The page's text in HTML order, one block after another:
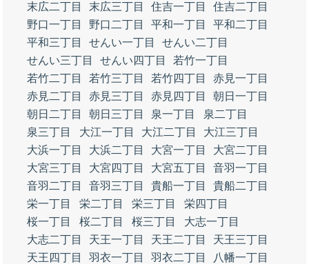
末広二丁目
末広三丁目 住吉一丁目
住吉二丁目
野口一丁目
野口二丁目 平和一丁目
平和二丁目
平和三丁目
せんい一丁目
せんい二丁目
せんい三丁目
せんい四丁目
若竹一丁目
若竹二丁目
若竹三丁目 若竹四丁目
赤見一丁目
赤見二丁目
赤見三丁目 赤見四丁目
朝日一丁目
朝日二丁目
朝日三丁目 泉一丁目
泉二丁目
泉三丁目
大江一丁目 大江二丁目
大江三丁目
大浜一丁目
大浜二丁目 大宮一丁目
大宮二丁目
大宮三丁目
大宮四丁目 大宮五丁目
音羽一丁目
音羽二丁目
音羽三丁目 貴船一丁目
貴船二丁目
栄一丁目
栄二丁目 栄三丁目
栄四丁目
桜一丁目
桜二丁目 桜三丁目
大志一丁目
大志二丁目
天王一丁目 天王二丁目
天王三丁目
天王四丁目
羽衣一丁目 羽衣二丁目
八幡一丁目